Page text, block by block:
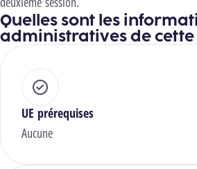
Quelles sont les
administratives de cette
UE prérequises
Aucune